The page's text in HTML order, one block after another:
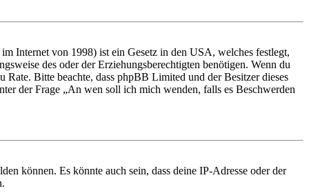
Internet von 1998) ist ein Gesetz in den USA, welches festlegt,
des oder der Erziehungsberechtigten benötigen. Wenn du
Bitte beachte, dass phpBB Limited und der Besitzer dieses
der Frage „An wen soll ich mich wenden, falls es Beschwerden
können. Es könnte auch sein, dass deine IP-Adresse oder der